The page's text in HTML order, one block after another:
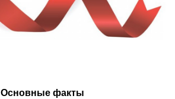
Основные факты